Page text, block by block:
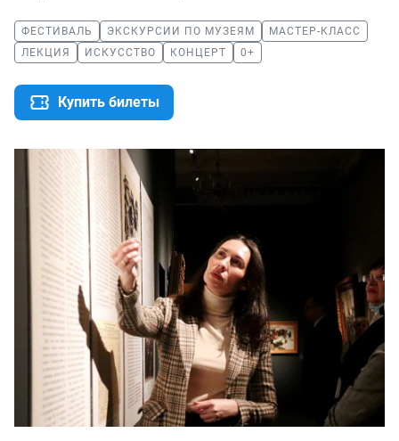
ФЕСТИВАЛЬ ЭКСКУРСИИ ПО МУЗЕЯМ
МАСТЕР-КЛАСС
ЛЕКЦИЯ
ИСКУССТВО КОНЦЕРТ 0+
Купить билеты